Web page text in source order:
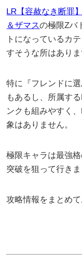
LR【容赦なき断罪
＆ザマスの極限Zバ
トになっているカ
すそうな所はありま
特に『フレンドに
もあるし、所属す
ンクも組みやすく
象はありません。
極限キャラは最強
突破を狙って行きま
攻略情報をまとめて